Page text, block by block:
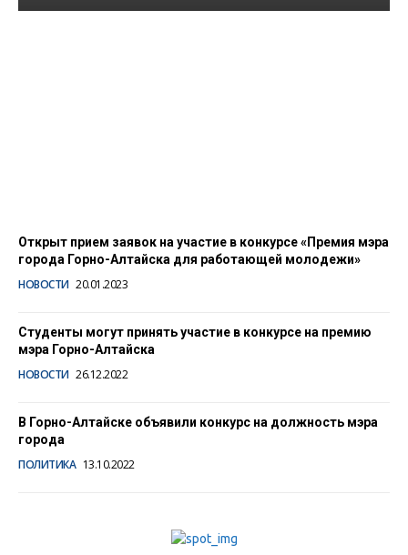
Открыт прием заявок на участие в конкурсе «Премия мэра
города Горно-Алтайска для работающей молодежи»
НОВОСТИ 20.01.2023
Студенты могут принять участие в конкурсе на премию
мэра Горно-Алтайска
НОВОСТИ 26.12.2022
В Горно-Алтайске объявили конкурс на должность мэра
города
ПОЛИТИКА 13.10.2022